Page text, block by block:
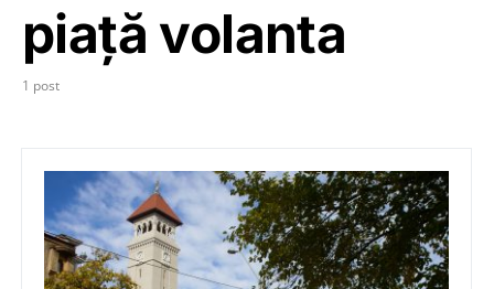
piață volanta
1 post